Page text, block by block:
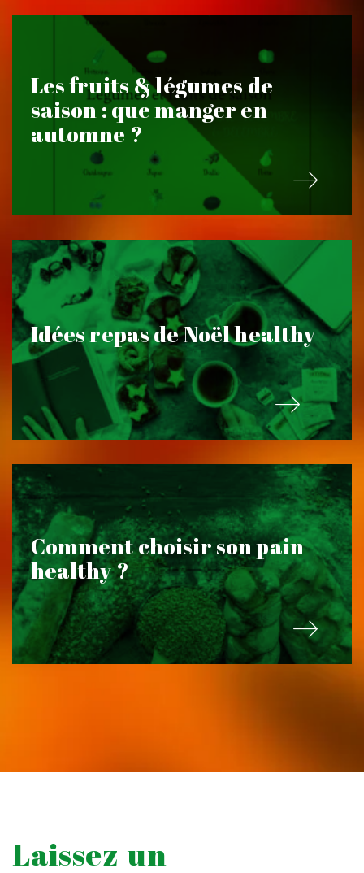
Les fruits & légumes de
saison : que manger en
automne ?
Idées repas de Noël healthy
Comment choisir son pain
healthy ?
Laissez un